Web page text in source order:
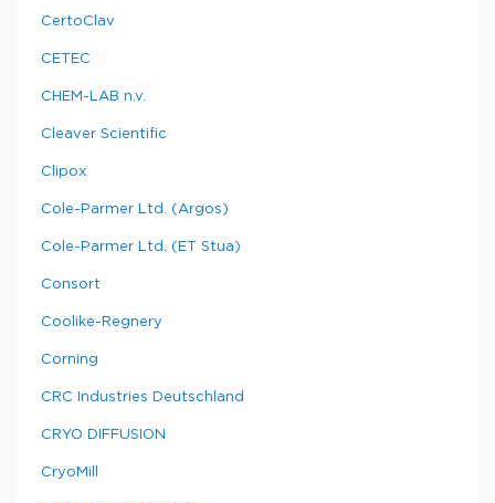
CertoClav
CETEC
CHEM-LAB n.v.
Cleaver Scientific
Clipox
Cole-Parmer Ltd. (Argos)
Cole-Parmer Ltd. (ET Stua)
Consort
Coolike-Regnery
Corning
CRC Industries Deutschland
CRYO DIFFUSION
CryoMill